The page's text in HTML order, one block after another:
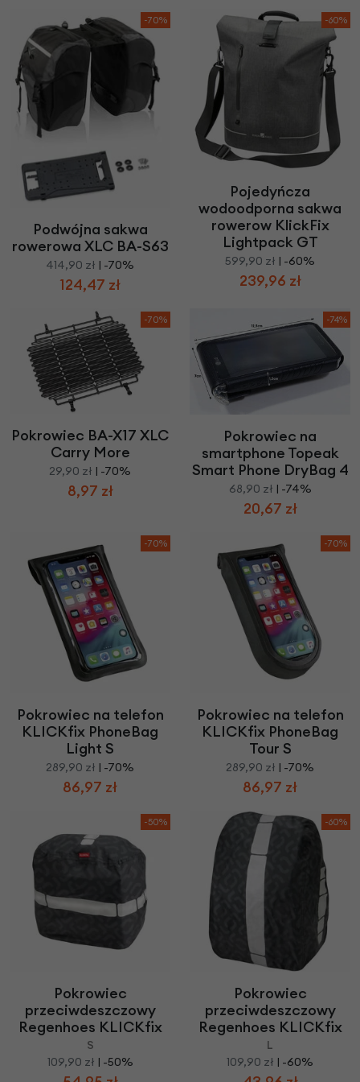
-70%
Podwójna sakwa
rowerowa XLC BA-S63
414,90 zł | -70%
124,47 zł
-60%
Pojedyńcza
wodoodporna sakwa
rowerow KlickFix
Lightpack GT
599,90 zł | -60%
239,96 zł
-70%
Pokrowiec BA-X17 XLC
Carry More
29,90 zł | -70%
8,97 zł
-74%
Pokrowiec na
smartphone Topeak
Smart Phone DryBag 4
68,90 zł | -74%
20,67 zł
-70%
Pokrowiec na telefon
KLICKfix PhoneBag
Light S
289,90 zł | -70%
86,97 zł
-70%
Pokrowiec na telefon
KLICKfix PhoneBag
Tour S
289,90 zł | -70%
86,97 zł
-50%
Pokrowiec
przeciwdeszczowy
Regenhoes KLICKfix
S
109,90 zł | -50%
-60%
Pokrowiec
przeciwdeszczowy
Regenhoes KLICKfix
L
109,90 zł | -60%